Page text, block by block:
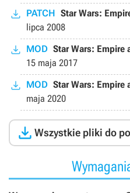
PATCH Star Wars:
lipca 2008
MOD Star Wars: Empire
15 maja 2017
MOD Star Wars: Empire
maja 2020
 Wszystkie pliki do